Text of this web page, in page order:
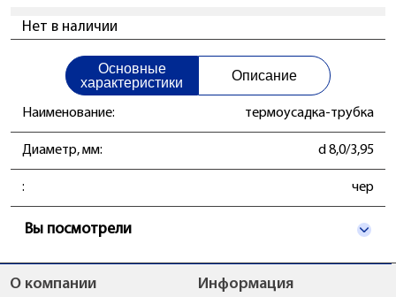
Нет в наличии
Основные
характеристики
Описание
Наименование: термоусадка-трубка
Диаметр, мм: d 8,0/3,95
: чер
Вы посмотрели
О компании Информация